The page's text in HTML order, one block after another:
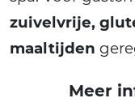
zuivelvrije,
maaltijden
Meer